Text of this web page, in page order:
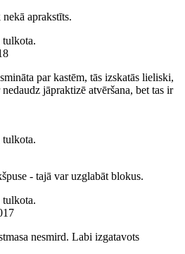
aprakstīts.
tulkota.
par kastēm, tās izskatās lieliski,
jāpraktizē atvēršana, bet tas ir
tulkota.
- tajā var uzglabāt blokus.
tulkota.
nesmird. Labi izgatavots